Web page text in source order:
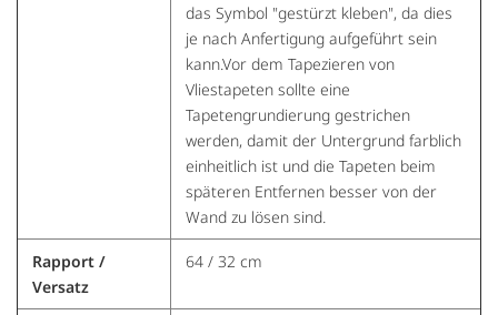
das Symbol "gestürzt kleben", da dies
je nach Anfertigung aufgeführt sein
kann.Vor dem Tapezieren von
Vliestapeten sollte eine
Tapetengrundierung gestrichen
werden, damit der Untergrund farblich
einheitlich ist und die Tapeten beim
späteren Entfernen besser von der
Wand zu lösen sind.
Rapport /
Versatz
64 / 32 cm